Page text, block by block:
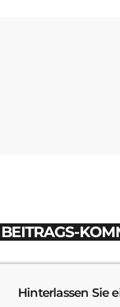
BEITRAGS-
Hinterlassen Sie